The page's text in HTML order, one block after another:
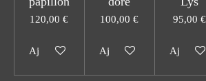
120,00 €
Ajouter au panier
100,00 €
Ajouter au panier
95,00 €
Ajouter